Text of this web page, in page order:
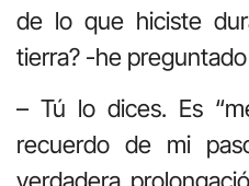
de lo que hiciste
tierra? -he
– Tú lo dices. Es
recuerdo de mi